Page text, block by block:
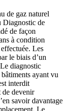
de gaz naturel
Diagnostic de
de façon
à condition
Les
le biais d’un
diagnostic
ayant vu
interdit
de devenir
savoir davantage
Le